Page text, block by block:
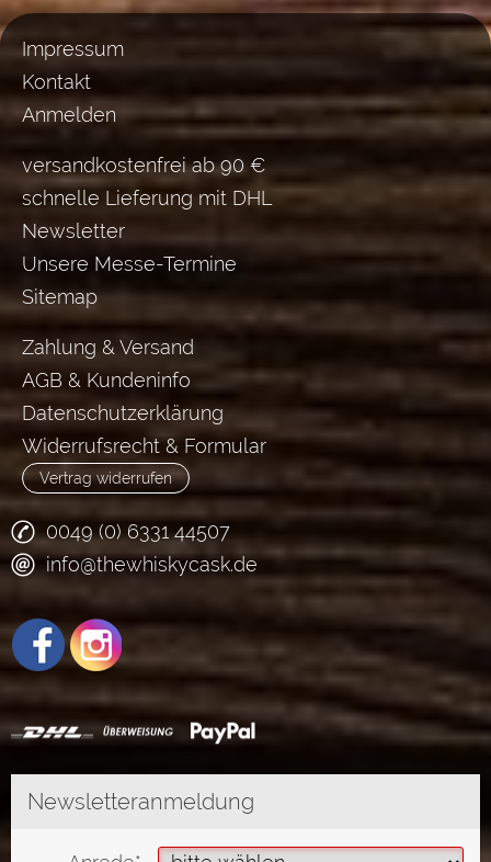
Impressum
Kontakt
Anmelden
versandkostenfrei ab 90 €
schnelle Lieferung mit DHL
Newsletter
Unsere Messe-Termine
Sitemap
Zahlung & Versand
AGB & Kundeninfo
Datenschutzerklärung
Widerrufsrecht & Formular
Vertrag widerrufen
0049 (0) 6331 44507
info@thewhiskycask.de